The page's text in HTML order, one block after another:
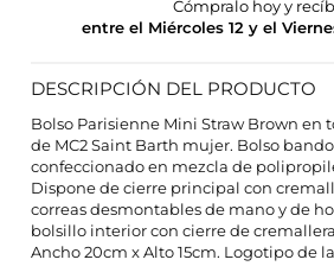
Cómpralo hoy y
entre el Miércoles 12 y el
DESCRIPCIÓN DEL PRODUCTO
Bolso Parisienne Mini Straw Brown en
de MC2 Saint Barth mujer. Bolso
confeccionado en mezcla de
Dispone de cierre principal con
correas desmontables de mano y de
bolsillo interior con cierre de
Ancho 20cm x Alto 15cm. Logotipo de
CONFIGURACIÓN DE
HABILITAR TODO